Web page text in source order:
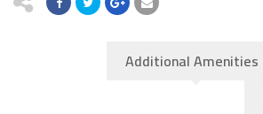
Additional Amenities